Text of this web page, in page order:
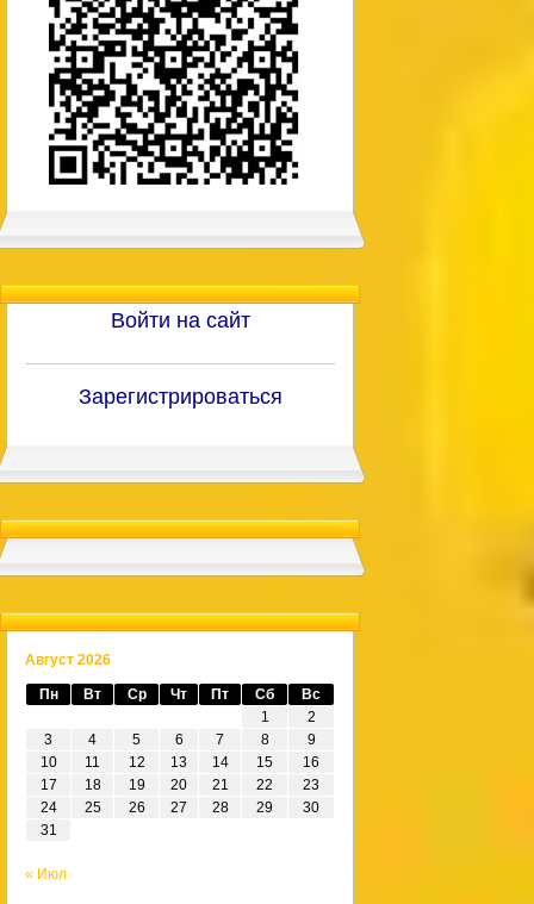
Войти на сайт
Зарегистрироваться
Август 2026
Пн Вт Ср Чт Пт Сб
Вс
1
2
3
4 5 6 7 8
9
10
11 12 13 14 15
16
17
18 19 20 21 22
23
24
25 26 27 28 29
30
31
« Июл